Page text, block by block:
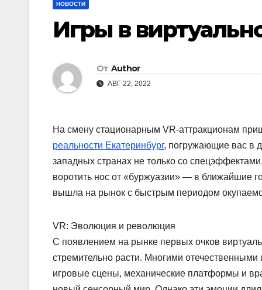
НОВОСТИ
Игры в
От Author
АВГ 22, 2022
На смену стационарным VR-аттракционам
реальности Екатеринбург, погружающие вас в
западных странах не только со
воротить нос от «буржуазии» — в ближайшие
вышла на рынок с быстрым периодом
VR: Эволюция и революция
С появлением на рынке первых очков
стремительно расти. Многими
игровые сцены, механические платформы и